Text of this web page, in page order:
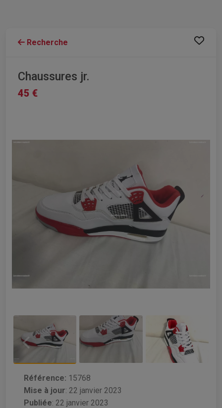
Recherche
Chaussures jr.
45 €
Référence: 15768
Mise à jour: 22 janvier 2023
Publiée: 22 janvier 2023